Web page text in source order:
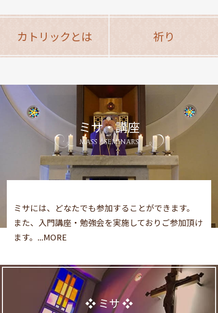
カトリックとは 祈り
ミサ・講座
MASS / SEMINARS
ミサには、どなたでも参加することができます。
また、入門講座・勉強会を実施しておりご参加頂け
ます。...MORE
ミサ